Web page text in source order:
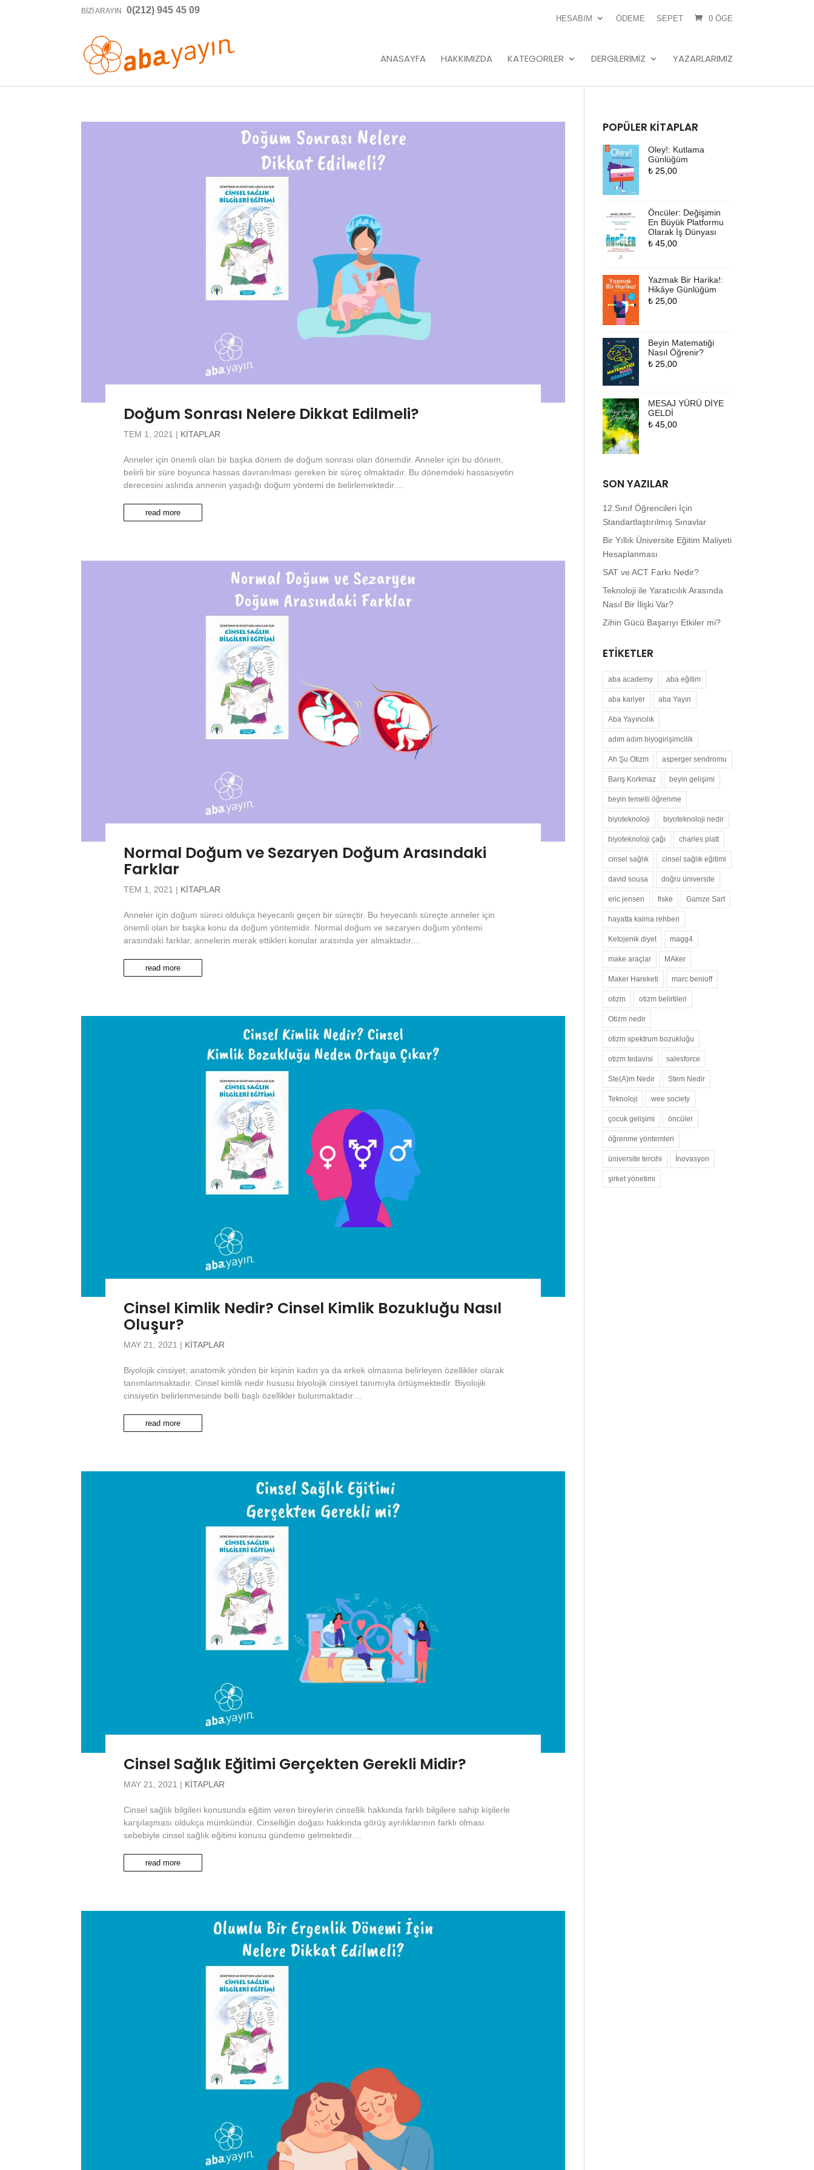
BIZI ARAYIN 0(212) 945 45 09
HESABIM ÖDEME SEPET 0 ÖGE
ANASAYFA HAKKIMIZDA KATEGORILER DERGILERIMIZ YAZARLARIMIZ
Doğum Sonrası Nelere Dikkat Edilmeli?
TEM 1, 2021 | KITAPLAR
Anneler için önemli olan bir başka dönem de doğum sonrası olan dönemdir. Anneler için bu dönem,
belirli bir süre boyunca hassas davranılması gereken bir süreç olmaktadır. Bu dönemdeki hassasiyetin
derecesini aslında annenin yaşadığı doğum yöntemi de belirlemektedir....
read more
Normal Doğum ve Sezaryen Doğum Arasındaki
Farklar
TEM 1, 2021 | KITAPLAR
Anneler için doğum süreci oldukça heyecanlı geçen bir süreçtir. Bu heyecanlı süreçte anneler için
önemli olan bir başka konu da doğum yöntemidir. Normal doğum ve sezaryen doğum yöntemi
arasındaki farklar, annelerin merak ettikleri konular arasında yer almaktadır....
read more
Cinsel Kimlik Nedir? Cinsel Kimlik Bozukluğu Nasıl
Oluşur?
MAY 21, 2021 | KITAPLAR
Biyolojik cinsiyet; anatomik yönden bir kişinin kadın ya da erkek olmasına belirleyen özellikler olarak
tanımlanmaktadır. Cinsel kimlik nedir hususu biyolojik cinsiyet tanımıyla örtüşmektedir. Biyolojik
cinsiyetin belirlenmesinde belli başlı özellikler bulunmaktadır....
read more
Cinsel Sağlık Eğitimi Gerçekten Gerekli Midir?
MAY 21, 2021 | KITAPLAR
Cinsel sağlık bilgileri konusunda eğitim veren bireylerin cinsellik hakkında farklı bilgilere sahip kişilerle
karşılaşması oldukça mümkündür. Cinselliğin doğası hakkında görüş ayrılıklarının farklı olması
sebebiyle cinsel sağlık eğitimi konusu gündeme gelmektedir....
read more
POPÜLER KITAPLAR
Oley!: Kutlama
Günlüğüm
₺25,00
Öncüler: Değişimin
En Büyük Platformu
Olarak İş Dünyası
₺45,00
Yazmak Bir Harika!:
Hikâye Günlüğüm
₺25,00
Beyin Matematiği
Nasıl Öğrenir?
₺25,00
MESAJ YÜRÜ DİYE
GELDİ
₺45,00
SON YAZILAR
12.Sınıf Öğrencileri İçin
Standartlaştırılmış Sınavlar
Bir Yıllık Üniversite Eğitim Maliyeti
Hesaplanması
SAT ve ACT Farkı Nedir?
Teknoloji ile Yaratıcılık Arasında
Nasıl Bir İlişki Var?
Zihin Gücü Başarıyı Etkiler mi?
ETIKETLER
aba academy aba eğitim
aba kariyer aba Yayın
Aba Yayıncılık
adım adım biyogirişimcilik
Ah Şu Otizm asperger sendromu
Barış Korkmaz beyin gelişimi
beyin temelli öğrenme
biyoteknoloji biyoteknoloji nedir
biyoteknoloji çağı charles platt
cinsel sağlık cinsel sağlık eğitimi
david sousa doğru üniversite
eric jensen fiske Gamze Sart
hayatta kalma rehberi
Ketojenik diyet magg4
make araçlar MAker
Maker Hareketi marc benioff
otizm otizm belirtileri
Otizm nedir
otizm spektrum bozukluğu
otizm tedavisi salesforce
Ste(A)m Nedir Stem Nedir
Teknoloji wee society
çocuk gelişimi öncüler
öğrenme yöntemleri
üniversite tercihi İnovasyon
şirket yönetimi